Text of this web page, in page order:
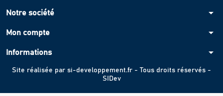
Notre société arrow_drop_down
Mon compte arrow_drop_down
Informations arrow_drop_down
Site réalisée par si-developpement.fr - Tous droits réservés -
SIDev